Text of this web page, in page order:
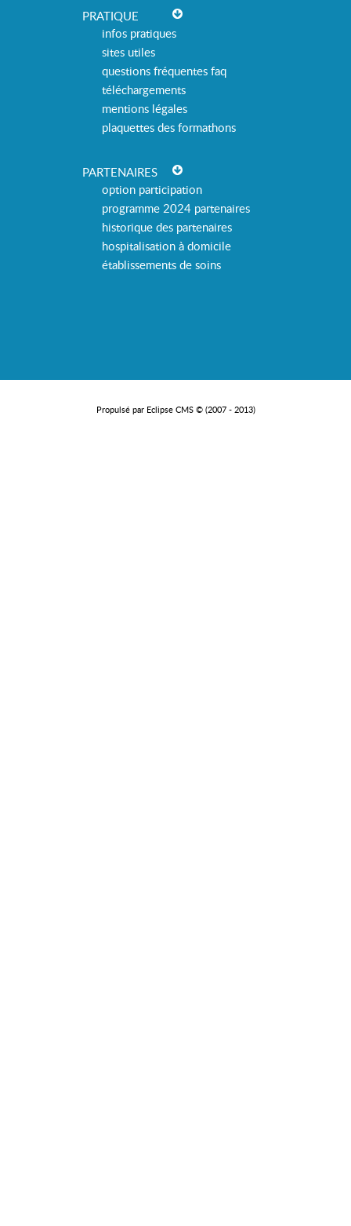
PRATIQUE
infos pratiques
sites utiles
questions fréquentes faq
téléchargements
mentions légales
plaquettes des formathons
PARTENAIRES
option participation
programme 2024 partenaires
historique des partenaires
hospitalisation à domicile
établissements de soins
Propulsé par Eclipse CMS © (2007 - 2013)